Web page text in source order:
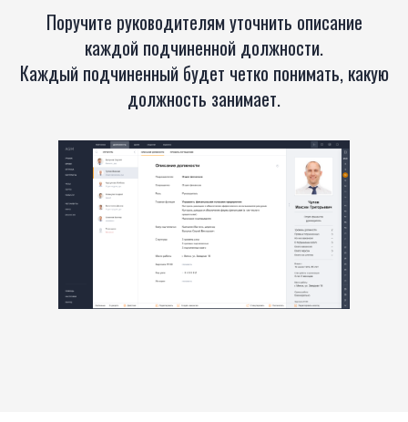
Поручите руководителям уточнить описание
каждой подчиненной должности.
Каждый подчиненный будет четко понимать, какую
должность занимает.